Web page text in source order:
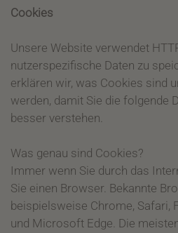
Cookies
Unsere Website verwendet
nutzerspezifische Daten zu
erklären wir, was Cookies sind
werden, damit Sie die folgende
besser verstehen.
Was genau sind Cookies?
Immer wenn Sie durch das
Sie einen Browser. Bekannte
beispielsweise Chrome, Safari,
und Microsoft Edge. Die